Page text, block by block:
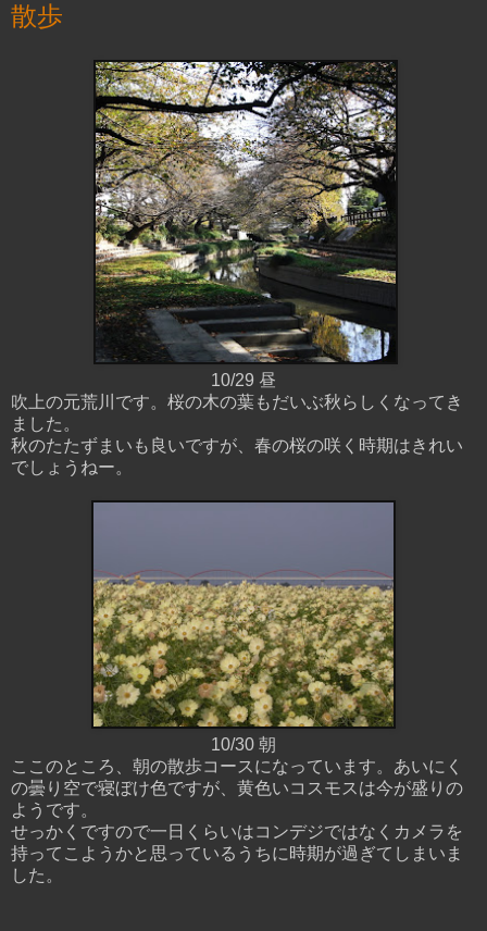
散歩
10/29 昼
吹上の元荒川です。桜の木の葉もだいぶ秋らしくなってき
ました。
秋のたたずまいも良いですが、春の桜の咲く時期はきれい
でしょうねー。
10/30 朝
ここのところ、朝の散歩コースになっています。あいにく
の曇り空で寝ぼけ色ですが、黄色いコスモスは今が盛りの
ようです。
せっかくですので一日くらいはコンデジではなくカメラを
持ってこようかと思っているうちに時期が過ぎてしまいま
した。